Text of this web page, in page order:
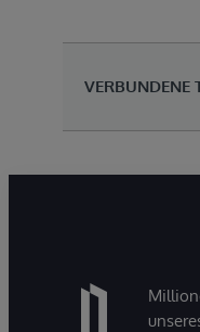
VERBUNDENE